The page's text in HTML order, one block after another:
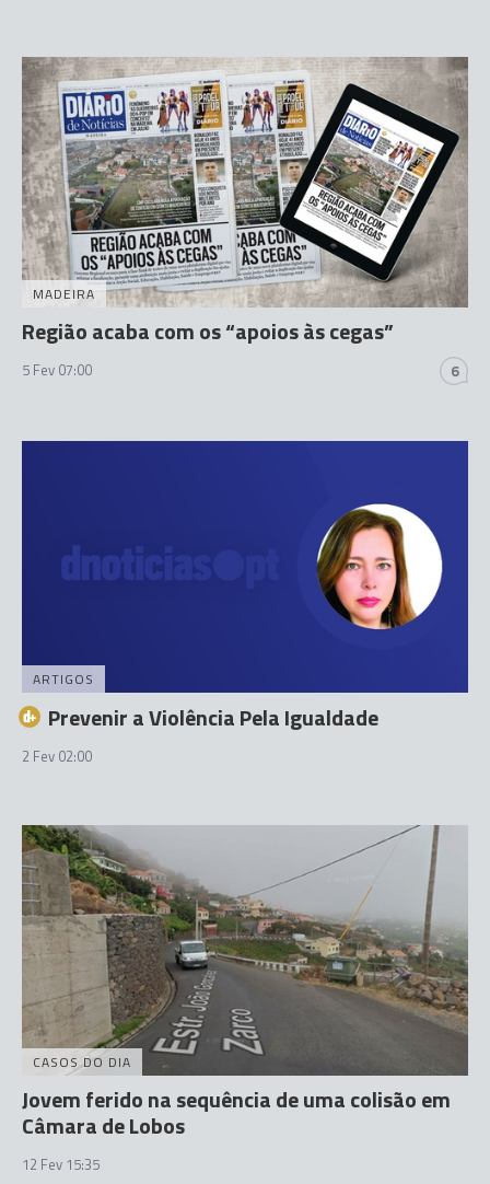
MADEIRA
Região acaba com os “apoios às cegas”
5 Fev 07:00 6
ARTIGOS
Prevenir a Violência Pela Igualdade
2 Fev 02:00
CASOS DO DIA
Jovem ferido na sequência de uma colisão em
Câmara de Lobos
12 Fev 15:35